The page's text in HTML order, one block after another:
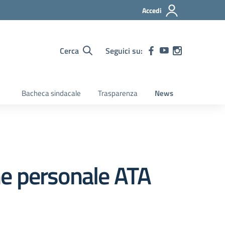
Accedi
Cerca Seguici su:
Bacheca sindacale Trasparenza News
personale ATA